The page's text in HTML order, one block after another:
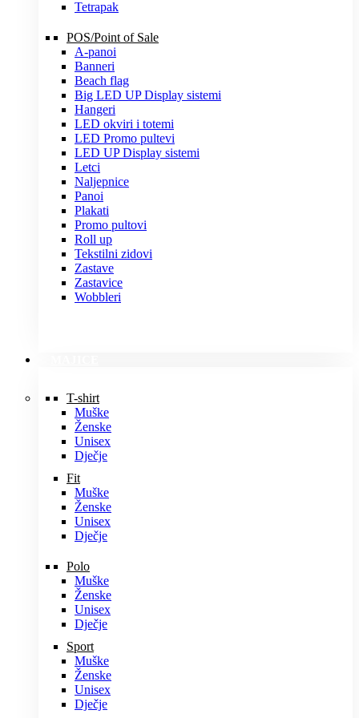
Tetrapak
POS/Point of Sale
A-panoi
Banneri
Beach flag
Big LED UP Display sistemi
Hangeri
LED okviri i totemi
LED Promo pultevi
LED UP Display sistemi
Letci
Naljepnice
Panoi
Plakati
Promo pultovi
Roll up
Tekstilni zidovi
Zastave
Zastavice
Wobbleri
T-shirt
Muške
Ženske
Unisex
Dječje
Fit
Muške
Ženske
Unisex
Dječje
Polo
Muške
Ženske
Unisex
Dječje
Sport
Muške
Ženske
Unisex
Dječje